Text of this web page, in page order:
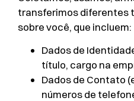
transferimos diferentes
sobre você, que incluem:
Dados de
título, cargo na
Dados de Contato
números de